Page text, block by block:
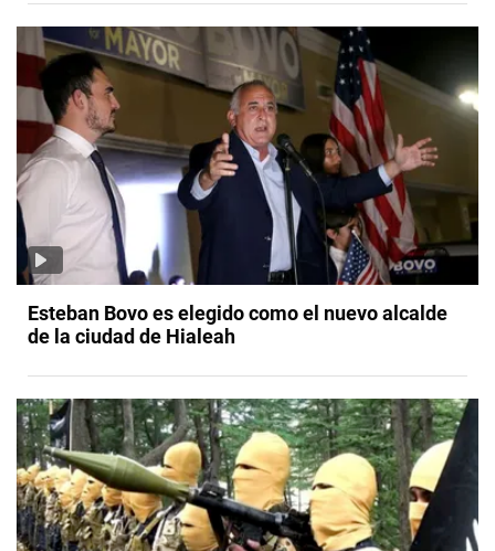
Esteban Bovo es elegido como el nuevo alcalde
de la ciudad de Hialeah